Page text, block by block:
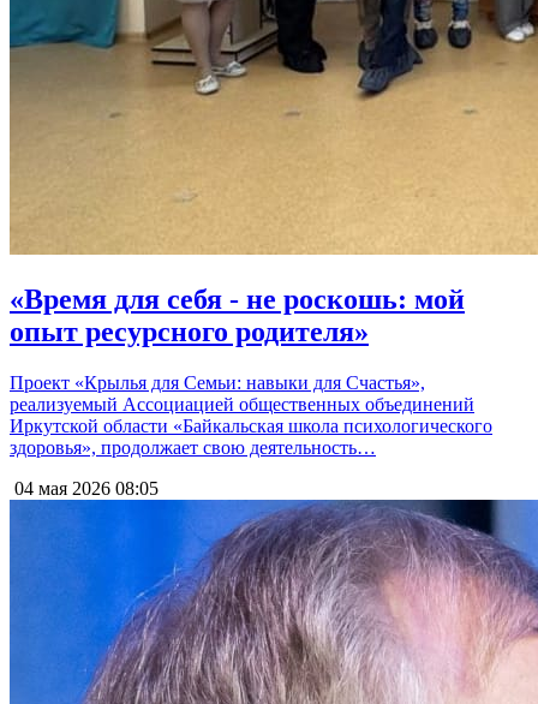
«Время для себя - не роскошь: мой
опыт ресурсного родителя»
Проект «Крылья для Семьи: навыки для Счастья»,
реализуемый Ассоциацией общественных объединений
Иркутской области «Байкальская школа психологического
здоровья», продолжает свою деятельность…
04 мая 2026 08:05